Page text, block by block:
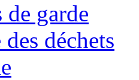
de garde
déchets